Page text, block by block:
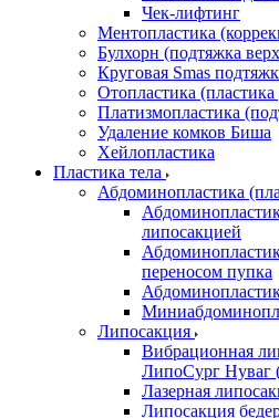
Чек-лифтинг
Ментопластика
Булхорн (подтяжка
Круговая Smas
Отопластика
Платизмопластика
Удаление комков Биша
Хейлопластика
Пластика тела
Абдоминопластика
липосакцией
переносом пупка
Липосакция
Вибрационная
ЛипоСург Нуваг
Лазерная
Липосакция